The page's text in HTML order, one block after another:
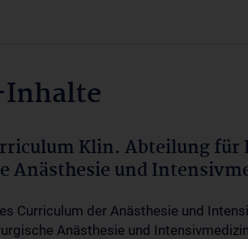
Klin. Abteilung
Anästhesie und
Curriculum der Anästhesie und
Anästhesie und